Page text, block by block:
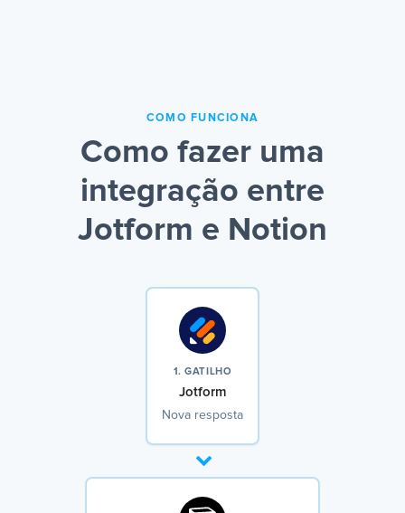
COMO FUNCIONA
Como fazer uma
integração entre
Jotform e Notion
1. GATILHO
Jotform
Nova resposta